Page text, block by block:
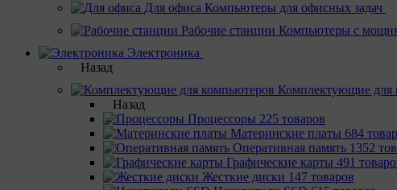
Для офиса Компьютеры для офисных задач
Рабочие станции Компьютеры с
Электроника
Назад
Комплектующие для
Назад
Процессоры 225 товаров
Материнcкие платы 684
Оперативная память 1352
Графические карты 491
Жесткие диски 147 товаров